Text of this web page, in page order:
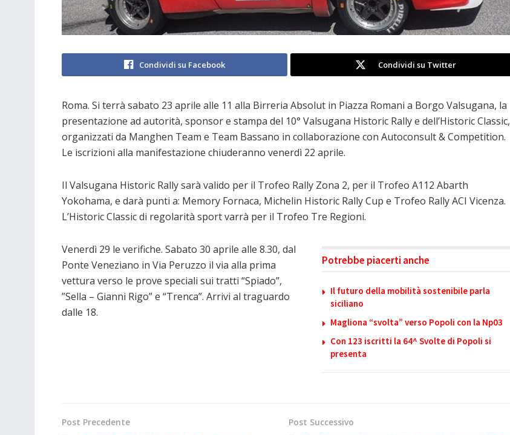
Condividi su Facebook Condividi su Twitter
Roma. Si terrà sabato 23 aprile alle 11 alla Birreria Absolut in Piazza Romani a Borgo Valsugana, la
presentazione ad autorità, sponsor e stampa del 10° Valsugana Historic Rally e dell’Historic Classic,
organizzati da Manghen Team e Team Bassano in collaborazione con Autoconsult & Competition.
Le iscrizioni alla manifestazione chiuderanno venerdì 22 aprile.
Il Valsugana Historic Rally sarà valido per il Trofeo Rally Zona 2, per il Trofeo A112 Abarth
Yokohama, e darà punti a: Memory Fornaca, Michelin Historic Rally Cup e Trofeo Rally ACI Vicenza.
L’Historic Classic di regolarità sport varrà per il Trofeo Tre Regioni.
Potrebbe piacerti anche
Il futuro della mobilità sostenibile parla
siciliano
Magliona “svolta” verso Popoli con la Np03
Con 123 iscritti la 64^ Svolte di Popoli si
presenta
Venerdì 29 le verifiche. Sabato 30 aprile alle 8.30, dal
Ponte Veneziano in Via Peruzzo il via alla prima
vettura verso le prove speciali sui tratti “Spiado”,
”Sella – Gianni Rigo” e “Trenca”. Arrivi al traguardo
dalle 18.
Post Precedente Post Successivo